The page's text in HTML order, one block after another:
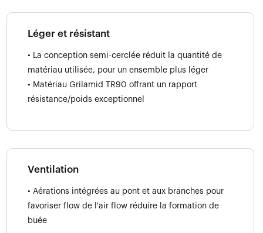
Léger et résistant
• La conception semi-cerclée réduit la quantité de
matériau utilisée, pour un ensemble plus léger
• Matériau Grilamid TR90 offrant un rapport
résistance/poids exceptionnel
Ventilation
• Aérations intégrées au pont et aux branches pour
favoriser flow de l'air flow réduire la formation de
buée